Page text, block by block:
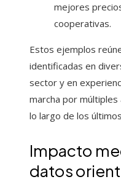
mejores
cooperativas.
Estos ejemplos
identificadas en
sector y en
marcha por
lo largo de los
Impacto
datos